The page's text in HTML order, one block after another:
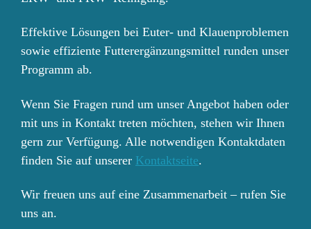
Effektive Lösungen bei Euter- und Klauenproblemen
sowie effiziente Futterergänzungsmittel runden unser
Programm ab.
Wenn Sie Fragen rund um unser Angebot haben oder
mit uns in Kontakt treten möchten, stehen wir Ihnen
gern zur Verfügung. Alle notwendigen Kontaktdaten
finden Sie auf unserer Kontaktseite.
Wir freuen uns auf eine Zusammenarbeit – rufen Sie
uns an.